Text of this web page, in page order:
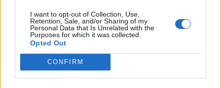
I want to opt-out of Collection, Use,
Retention, Sale, and/or Sharing of my
Personal Data that Is Unrelated with the
Purposes for which it was collected.
Opted Out
CONFIRM